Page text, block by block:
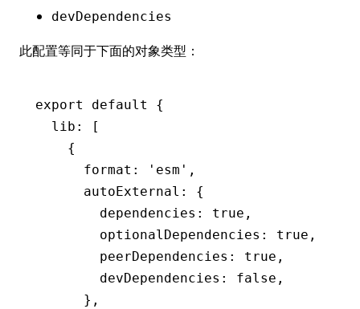
devDependencies
此配置等同于下面的对象类型：
export default
{
  lib
:
[
    {
      format
: 'esm' ,
      autoExternal
:
{
        dependencies
: true ,
        optionalDependencies
: true ,
        peerDependencies
: true ,
        devDependencies
: false ,
      }
,